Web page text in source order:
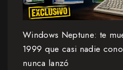
Windows Neptune: te
1999 que casi nadie
nunca lanzó